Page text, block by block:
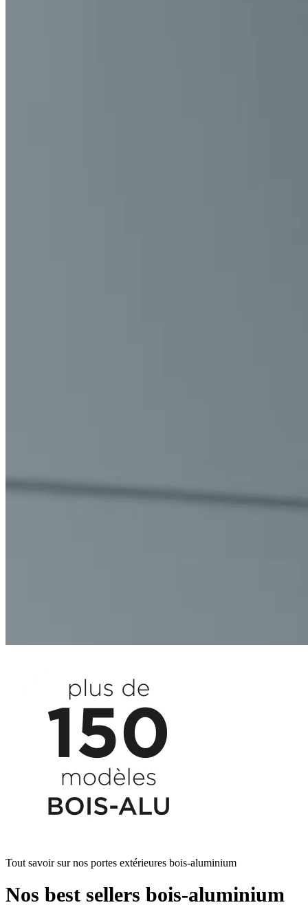
Tout savoir sur nos portes extérieures bois-aluminium
Nos best sellers bois-aluminium